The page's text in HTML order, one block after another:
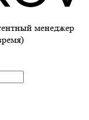
менеджер